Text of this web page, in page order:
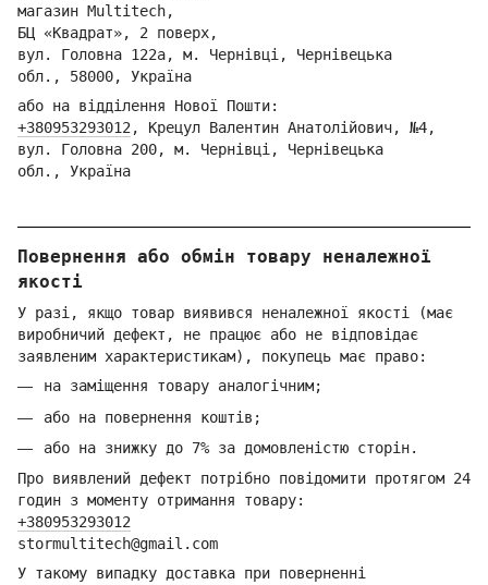
магазин Multitech,
БЦ «Квадрат», 2 поверх,
вул. Головна 122а, м. Чернівці, Чернівецька
обл., 58000, Україна
або на відділення Нової Пошти:
+380953293012 , Крецул Валентин Анатолійович, №4,
вул. Головна 200, м. Чернівці, Чернівецька
обл., Україна
Повернення або обмін товару неналежної
якості
У разі, якщо товар виявився неналежної якості (має
виробничий дефект, не працює або не відповідає
заявленим характеристикам), покупець має право:
на заміщення товару аналогічним;
або на повернення коштів;
або на знижку до 7% за домовленістю сторін.
Про виявлений дефект потрібно повідомити протягом 24
годин з моменту отримання товару:
+380953293012
stormultitech@gmail.com
У такому випадку доставка при поверненні